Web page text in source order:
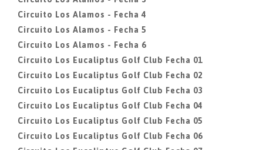
Circuito Los Alamos - Fecha 4
Circuito Los Alamos - Fecha 5
Circuito Los Alamos - Fecha 6
Circuito Los Eucaliptus Golf Club Fecha 01
Circuito Los Eucaliptus Golf Club Fecha 02
Circuito Los Eucaliptus Golf Club Fecha 03
Circuito Los Eucaliptus Golf Club Fecha 04
Circuito Los Eucaliptus Golf Club Fecha 05
Circuito Los Eucaliptus Golf Club Fecha 06